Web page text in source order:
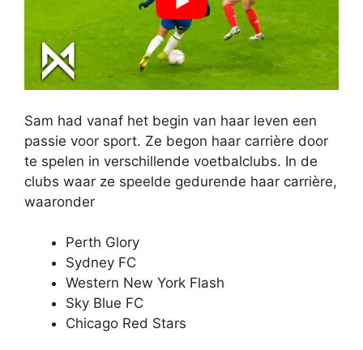
Sam had vanaf het begin van haar leven een
passie voor sport. Ze begon haar carrière door
te spelen in verschillende voetbalclubs. In de
clubs waar ze speelde gedurende haar carrière,
waaronder
Perth Glory
Sydney FC
Western New York Flash
Sky Blue FC
Chicago Red Stars